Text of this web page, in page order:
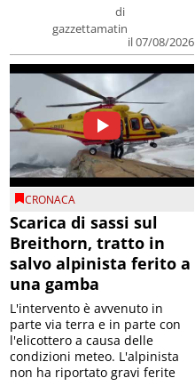
di
gazzettamatin
il 07/08/2026
CRONACA
Scarica di sassi sul
Breithorn, tratto in
salvo alpinista ferito a
una gamba
L'intervento è avvenuto in
parte via terra e in parte con
l'elicottero a causa delle
condizioni meteo. L'alpinista
non ha riportato gravi ferite